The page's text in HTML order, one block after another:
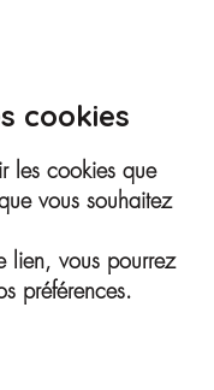
cookies
les cookies que
vous souhaitez
lien, vous pourrez
préférences.